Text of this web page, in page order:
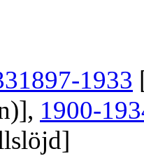
1897-1933
1900-